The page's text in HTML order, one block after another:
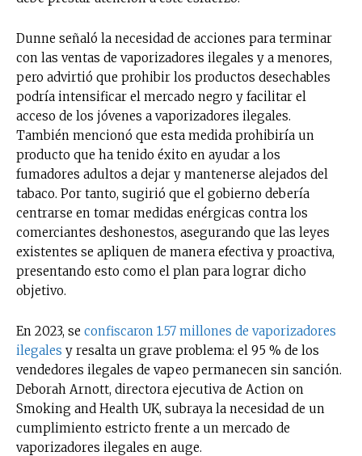
Dunne señaló la necesidad de acciones para terminar
con las ventas de vaporizadores ilegales y a menores,
pero advirtió que prohibir los productos desechables
podría intensificar el mercado negro y facilitar el
acceso de los jóvenes a vaporizadores ilegales.
También mencionó que esta medida prohibiría un
producto que ha tenido éxito en ayudar a los
fumadores adultos a dejar y mantenerse alejados del
tabaco. Por tanto, sugirió que el gobierno debería
centrarse en tomar medidas enérgicas contra los
comerciantes deshonestos, asegurando que las leyes
existentes se apliquen de manera efectiva y proactiva,
presentando esto como el plan para lograr dicho
objetivo.
En 2023, se confiscaron 1.57 millones de vaporizadores
ilegales y resalta un grave problema: el 95 % de los
vendedores ilegales de vapeo permanecen sin sanción.
Deborah Arnott, directora ejecutiva de Action on
Smoking and Health UK, subraya la necesidad de un
cumplimiento estricto frente a un mercado de
vaporizadores ilegales en auge.